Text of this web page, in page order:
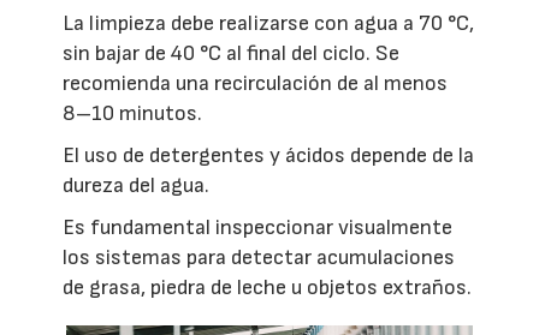
La limpieza debe realizarse con agua a 70 °C,
sin bajar de 40 °C al final del ciclo. Se
recomienda una recirculación de al menos
8–10 minutos.
El uso de detergentes y ácidos depende de la
dureza del agua.
Es fundamental inspeccionar visualmente
los sistemas para detectar acumulaciones
de grasa, piedra de leche u objetos extraños.